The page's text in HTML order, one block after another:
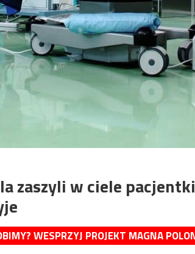
zaszyli w ciele
WESPRZYJ PROJEKT MAGNA